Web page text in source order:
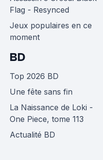
Flag - Resynced
Jeux populaires en ce
moment
BD
Top 2026 BD
Une fête sans fin
La Naissance de Loki -
One Piece, tome 113
Actualité BD